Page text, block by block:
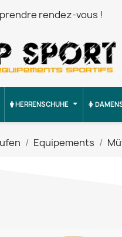
rendez-vous !
HERRENSCHUHE
Equipements